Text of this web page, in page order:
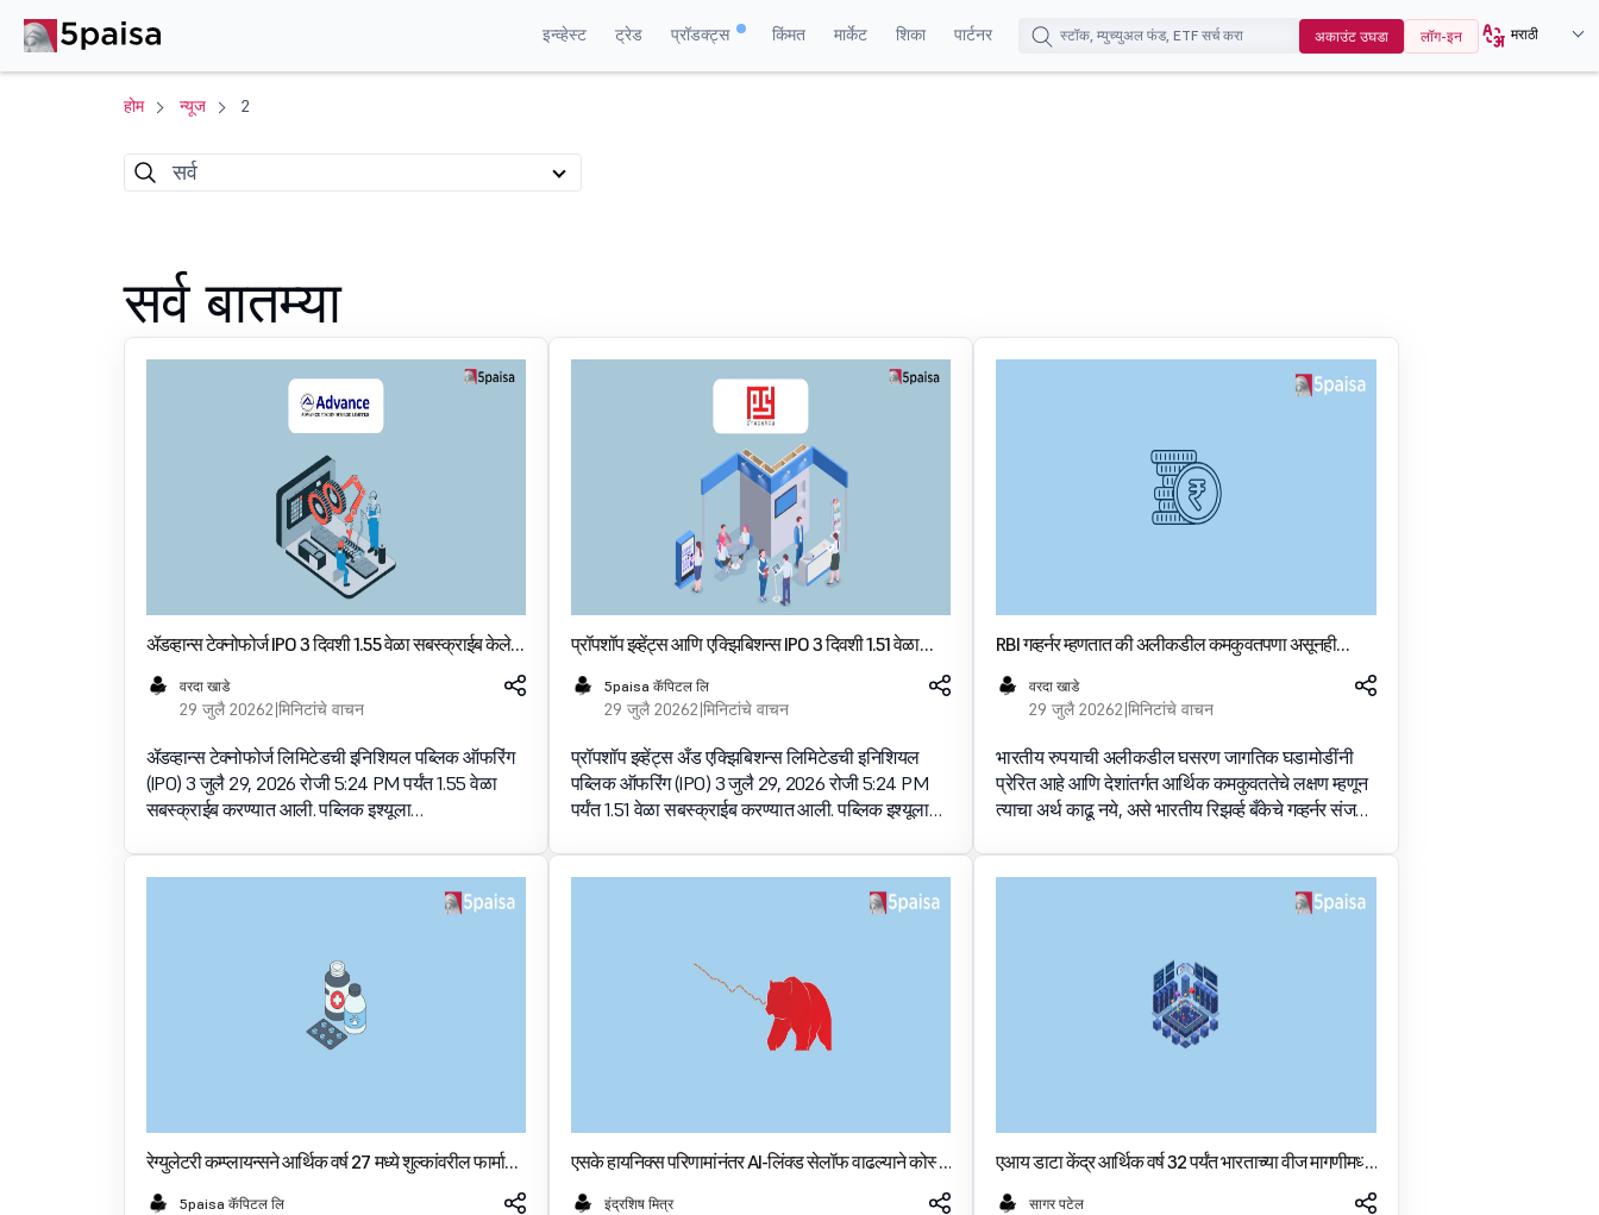
इन्व्हेस्ट ट्रेड प्रॉडक्ट्स किंमत मार्केट शिका पार्टनर अकाउंट उघडा लॉग-इन मराठी
होम न्यूज 2
सर्व
सर्व बातम्या
ॲडव्हान्स टेक्नोफोर्ज IPO 3 दिवशी 1.55 वेळा सबस्क्राईब केले,
रिटेल भाग 2.67 वेळा बुक केला
वरदा खाडे
29 जुलै 20262 मिनिटांचे वाचन
ॲडव्हान्स टेक्नोफोर्ज लिमिटेडची इनिशियल पब्लिक ऑफरिंग
(IPO) 3 जुलै 29, 2026 रोजी 5:24 PM पर्यंत 1.55 वेळा
सबस्क्राईब करण्यात आली. पब्लिक इश्यूला
लाख शेअर्ससाठी बिड प्राप्त झाली. वैयक्तिक इन्व्हेस्टर
प्रॉपशॉप इव्हेंट्स आणि एक्झिबिशन्स IPO 3 दिवशी 1.51 वेळा
सबस्क्राईब केले
5paisa कॅपिटल लि
29 जुलै 20262 मिनिटांचे वाचन
प्रॉपशॉप इव्हेंट्स अँड एक्झिबिशन्स लिमिटेडची इनिशियल
पब्लिक ऑफरिंग (IPO) 3 जुलै 29, 2026 रोजी 5:24 PM
पर्यंत 1.51 वेळा सबस्क्राईब करण्यात आली. पब्लिक इश्यूला
लाख शेअर्ससाठी बिड प्राप्त झाली. भारत
RBI गव्हर्नर म्हणतात की अलीकडील कमकुवतपणा असूनही
रुपयाचे मूल्य जास्त नाही
वरदा खाडे
29 जुलै 20262 मिनिटांचे वाचन
भारतीय रुपयाची अलीकडील घसरण जागतिक घडामोडींनी
प्रेरित आहे आणि देशांतर्गत आर्थिक कमकुवततेचे लक्षण म्हणून
त्याचा अर्थ काढू नये, असे भारतीय रिझर्व्ह बँकेचे गव्हर्नर संजय
Hindu BusinessLine, he sai
रेग्युलेटरी कम्प्लायन्सने आर्थिक वर्ष 27 मध्ये शुल्कांवरील फार्मा
समस्यांना मागे टाकले: डेलॉईट सर्वेक्षण
5paisa कॅपिटल लि
एसके हायनिक्स परिणामांनंतर AI-लिंक्ड सेलॉफ वाढल्याने कोस्पी
दोन दिवसांचा मार्ग विस्तारते
इंद्रशिष मित्र
एआय डाटा केंद्र आर्थिक वर्ष 32 पर्यंत भारताच्या वीज मागणीमध्ये
26.3 GW जोडू शकतात
सागर पटेल